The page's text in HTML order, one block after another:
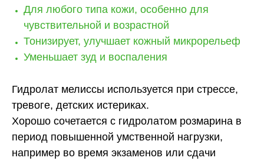
Для любого типа кожи, особенно для
чувствительной и возрастной
Тонизирует, улучшает кожный микрорельеф
Уменьшает зуд и воспаления
Гидролат мелиссы используется при стрессе,
тревоге, детских истериках.
Хорошо сочетается с гидролатом розмарина в
период повышенной умственной нагрузки,
например во время экзаменов или сдачи